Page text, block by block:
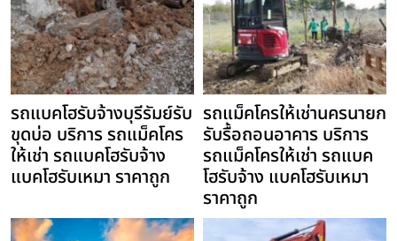
รถแบคโฮรับจ้างบุรีรัมย์รับ
ขุดบ่อ บริการ รถแม็คโคร
ให้เช่า รถแบคโฮรับจ้าง
แบคโฮรับเหมา ราคาถูก
รถแม็คโครให้เช่านครนายก
รับรื้อถอนอาคาร บริการ
รถแม็คโครให้เช่า รถแบค
โฮรับจ้าง แบคโฮรับเหมา
ราคาถูก